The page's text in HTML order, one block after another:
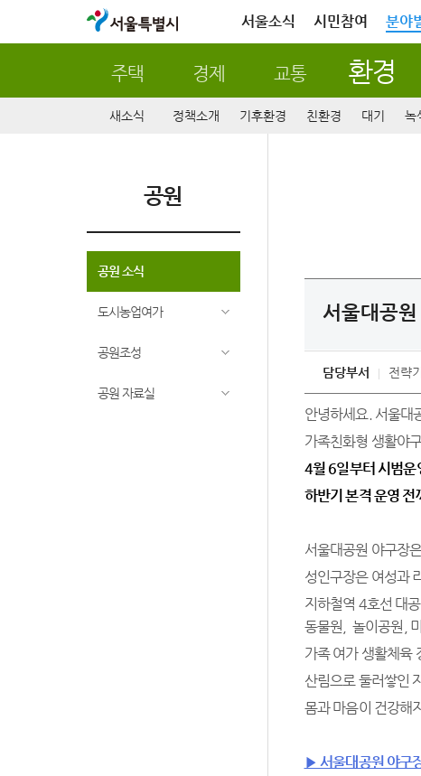
서울특별시 서울소식 시민참여 분야
주택 경제 교통 환경
새소식 정책소개 기후환경 친환경 대기 녹
공원
공원 소식
도시농업여가
공원조성
공원 자료실
서울대공
담당부서 전략
안녕하세요. 서울대
가족친화형 생활야
4월 6일부터 시범운
하반기 본격 운영
서울대공원 야구장
성인구장은 여성과
지하철역 4호선 대
동물원, 놀이공원,
가족 여가 생활체육
산림으로 둘러쌓인
몸과 마음이 건강해
▶ 서울대공원 야구